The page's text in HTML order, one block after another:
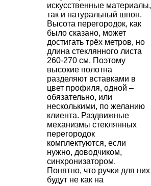
искусственные материалы,
так и натуральный шпон.
Высота перегородок, как
было сказано, может
достигать трёх метров, но
длина стеклянного листа
260-270 см. Поэтому
высокие полотна
разделяют вставками в
цвет профиля, одной –
обязательно, или
несколькими, по желанию
клиента. Раздвижные
механизмы стеклянных
перегородок
комплектуются, если
нужно, доводчиком,
синхронизатором.
Понятно, что ручки для них
будут не как на